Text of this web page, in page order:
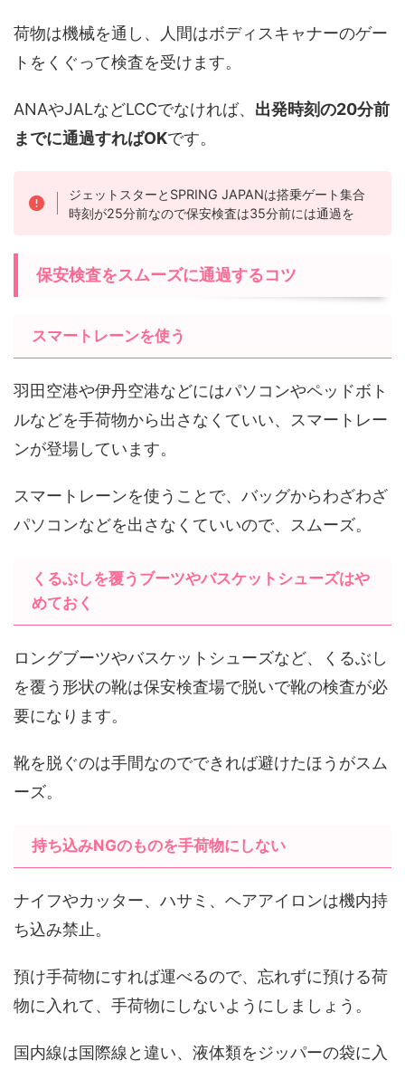
荷物は機械を通し、人間はボディスキャナーのゲー
トをくぐって検査を受けます。
ANAやJALなどLCCでなければ、 出発時刻の20分前
までに通過すればOKです。
ジェットスターとSPRING JAPANは搭乗ゲート集合
時刻が25分前なので保安検査は35分前には通過を
保安検査をスムーズに通過するコツ
スマートレーンを使う
羽田空港や伊丹空港などにはパソコンやペッドボト
ルなどを手荷物から出さなくていい、スマートレー
ンが登場しています。
スマートレーンを使うことで、バッグからわざわざ
パソコンなどを出さなくていいので、スムーズ。
くるぶしを覆うブーツやバスケットシューズはや
めておく
ロングブーツやバスケットシューズなど、くるぶし
を覆う形状の靴は保安検査場で脱いで靴の検査が必
要になります。
靴を脱ぐのは手間なのでできれば避けたほうがスム
ーズ。
持ち込みNGのものを手荷物にしない
ナイフやカッター、ハサミ、ヘアアイロンは機内持
ち込み禁止。
預け手荷物にすれば運べるので、忘れずに預ける荷
物に入れて、手荷物にしないようにしましょう。
国内線は国際線と違い、液体類をジッパーの袋に入